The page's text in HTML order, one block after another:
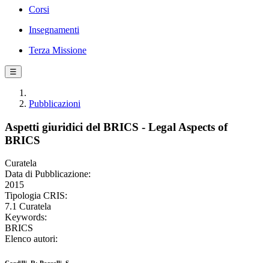
Corsi
Insegnamenti
Terza Missione
☰
Pubblicazioni
Aspetti giuridici del BRICS - Legal Aspects of
BRICS
Curatela
Data di Pubblicazione:
2015
Tipologia CRIS:
7.1 Curatela
Keywords:
BRICS
Elenco autori: